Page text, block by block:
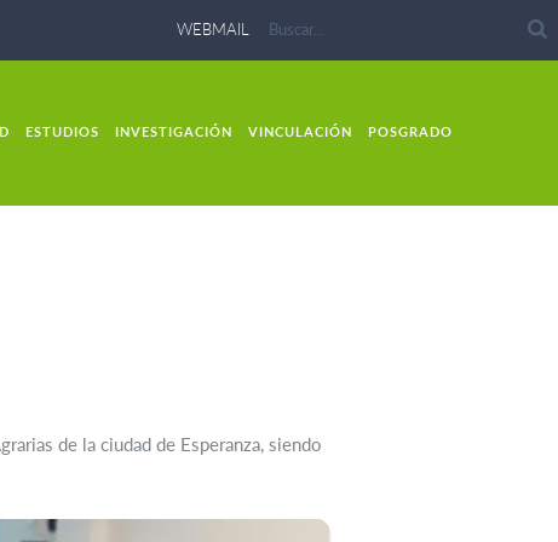
WEBMAIL
ESTUDIOS INVESTIGACIÓN VINCULACIÓN POSGRADO
de la ciudad de Esperanza, siendo